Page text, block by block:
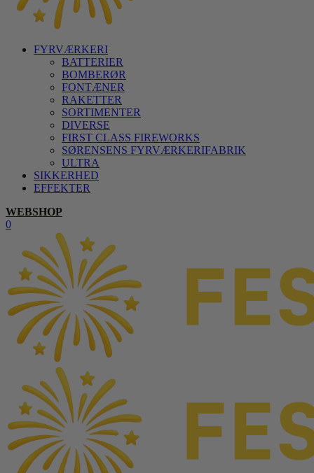
FYRVÆRKERI
BATTERIER
BOMBERØR
FONTÆNER
RAKETTER
SORTIMENTER
DIVERSE
FIRST CLASS FIREWORKS
SØRENSENS FYRVÆRKERIFABRIK
ULTRA
SIKKERHED
EFFEKTER
WEBSHOP
0